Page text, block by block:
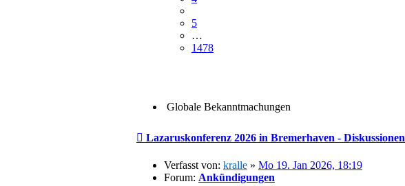
5
…
1478
Globale Bekanntmachungen
Beitrag
Lazaruskonferenz 2026 in Bremerhaven - Diskussionen
Verfasst von: kralle » Mo 19. Jan 2026, 18:19
Forum: Ankündigungen